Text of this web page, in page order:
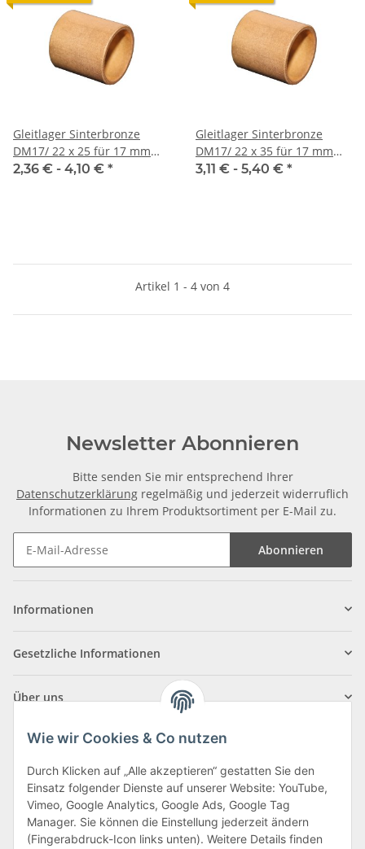
Gleitlager Sinterbronze
DM17/ 22 x 25 für 17 mm
Welle
2,36 € - 4,10 € *
Gleitlager Sinterbronze
DM17/ 22 x 35 für 17 mm
Welle
3,11 € - 5,40 € *
Artikel 1 - 4 von 4
Newsletter Abonnieren
Bitte senden Sie mir entsprechend Ihrer
Datenschutzerklärung regelmäßig und jederzeit widerruflich
Informationen zu Ihrem Produktsortiment per E-Mail zu.
Abonnieren
Informationen
Gesetzliche Informationen
Über uns
Klagenfurter Straße 29
9556 Liebenfels
Wie wir Cookies & Co nutzen
Durch Klicken auf „Alle akzeptieren“ gestatten Sie den
Einsatz folgender Dienste auf unserer Website: YouTube,
Vimeo, Google Analytics, Google Ads, Google Tag
Manager. Sie können die Einstellung jederzeit ändern
(Fingerabdruck-Icon links unten). Weitere Details finden